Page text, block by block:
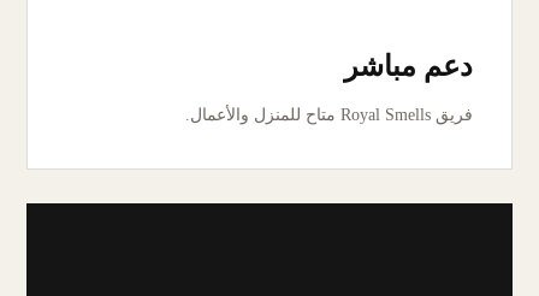
دعم مباشر
فريق Royal Smells متاح للمنزل والأعمال.